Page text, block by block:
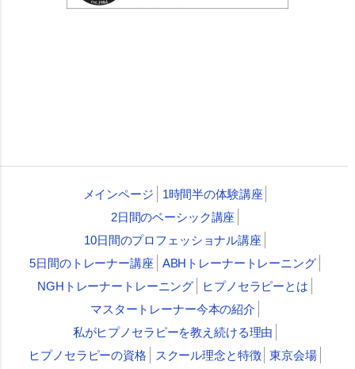
メインページ
1時間半の体験講座
2日間のベーシック講座
10日間のプロフェッショナル講座
5日間のトレーナー講座
ABHトレーナートレーニング
NGHトレーナートレーニング
ヒプノセラピーとは
マスタートレーナー今本の紹介
私がヒプノセラピーを教え続ける理由
ヒプノセラピーの資格
スクール理念と特徴 東京会場